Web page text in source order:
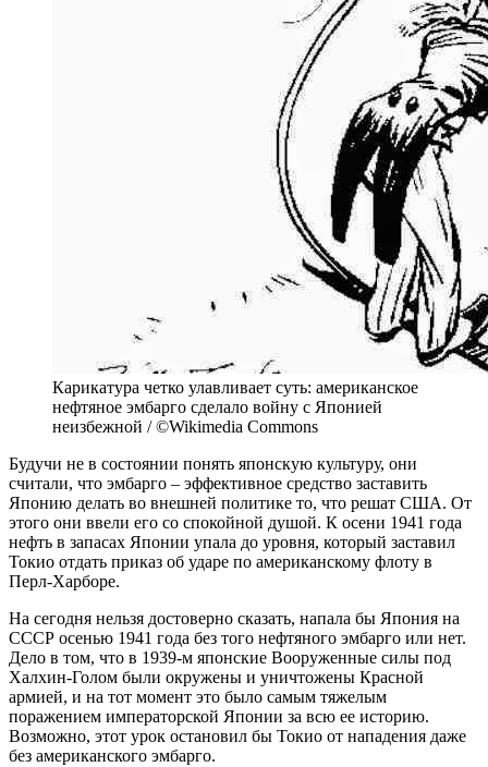
Карикатура четко улавливает суть: американское
нефтяное эмбарго сделало войну с Японией
неизбежной / ©Wikimedia Commons
Будучи не в состоянии понять японскую культуру, они
считали, что эмбарго – эффективное средство заставить
Японию делать во внешней политике то, что решат США. От
этого они ввели его со спокойной душой. К осени 1941 года
нефть в запасах Японии упала до уровня, который заставил
Токио отдать приказ об ударе по американскому флоту в
Перл-Харборе.
На сегодня нельзя достоверно сказать, напала бы Япония на
СССР осенью 1941 года без того нефтяного эмбарго или нет.
Дело в том, что в 1939-м японские Вооруженные силы под
Халхин-Голом были окружены и уничтожены Красной
армией, и на тот момент это было самым тяжелым
поражением императорской Японии за всю ее историю.
Возможно, этот урок остановил бы Токио от нападения даже
без американского эмбарго.